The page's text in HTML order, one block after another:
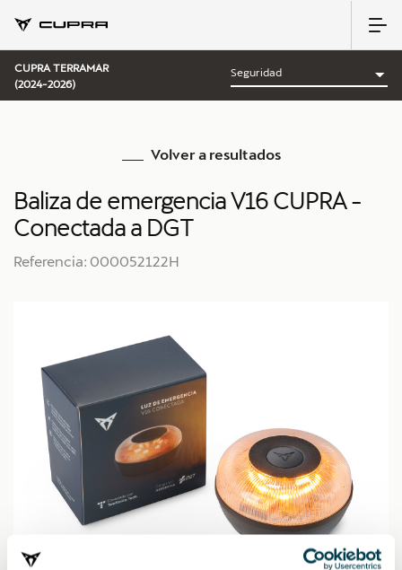
CUPRA TERRAMAR
(2024-2026)
Volver a resultados
Baliza de emergencia V16 CUPRA -
Conectada a DGT
Referencia: 000052122H